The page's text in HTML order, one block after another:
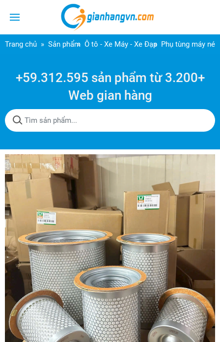
Trang chủ Sản phẩm Ô tô - Xe Máy - Xe Đạp Phụ tùng máy
+59.312.595 sản phẩm từ 3.200+
Web gian hàng